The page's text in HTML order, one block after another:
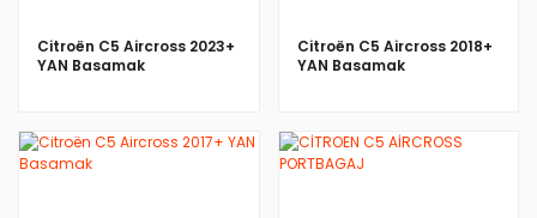
Citroën C5 Aircross 2023+
YAN Basamak
Citroën C5 Aircross 2018+
YAN Basamak